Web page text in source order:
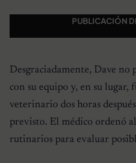
PUBLICACIÓN
Desgraciadamente, Dave no
con su equipo y, en su lugar,
veterinario dos horas
previsto. El médico ordenó
rutinarios para evaluar